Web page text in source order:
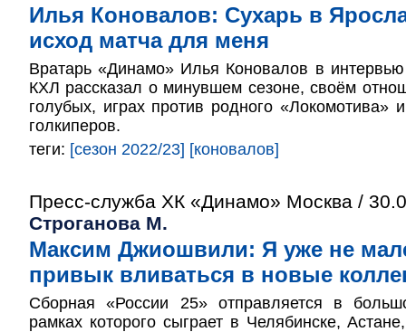
Илья Коновалов: Сухарь в
исход матча для меня
Вратарь «Динамо» Илья Коновалов в
КХЛ рассказал о минувшем сезоне, своём
голубых, играх против родного «Локомотива»
голкиперов.
теги: [сезон 2022/23] [коновалов]
Пресс-служба ХК «Динамо» Москва /
Строганова М.
Максим Джиошвили: Я уже не
привык вливаться в новые
Сборная «России 25» отправляется в
рамках которого сыграет в Челябинске,